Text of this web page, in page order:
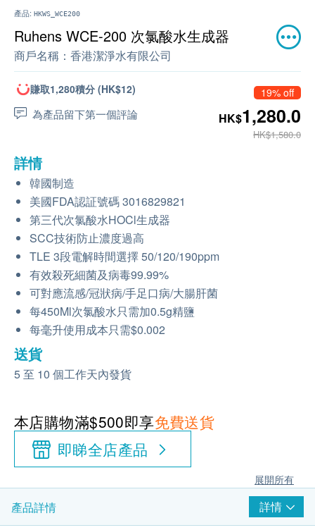
產品: HKWS_WCE200
Ruhens WCE-200 次氯酸水生成器
商戶名稱： 香港潔淨水有限公司
賺取1,280積分 (HK$12)
為產品留下第一個評論
19% off
HK$1,280.0
HK$1,580.0
詳情
韓國制造
美國FDA認証號碼 3016829821
第三代次氯酸水HOCl生成器
SCC技術防止濃度過高
TLE 3段電解時間選擇 50/120/190ppm
有效殺死細菌及病毒99.99%
可對應流感/冠狀病/手足口病/大腸肝菌
每450Ml次氯酸水只需加0.5g精鹽
每毫升使用成本只需$0.002
送貨
5 至 10 個工作天內發貨
本店購物滿$500即享免費送貨
即睇全店產品
展開所有
產品詳情 詳情